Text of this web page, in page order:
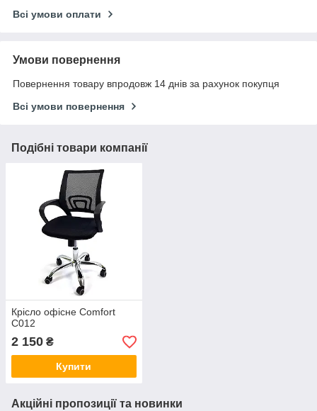
Всі умови оплати
Умови повернення
Повернення товару впродовж 14 днів за рахунок покупця
Всі умови повернення
Подібні товари компанії
Крісло офісне Comfort
C012
2 150 ₴
Купити
Акційні пропозиції та новинки